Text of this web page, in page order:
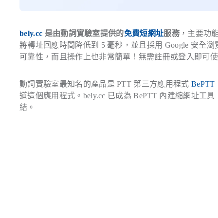
bely.cc 是由動詞實驗室提供的免費短網址服務 ，主要功
將轉址回應時間降低到 5 毫秒，並且採用 Google 安全
可靠性，而且操作上也非常簡單！無需註冊或登入即可
動詞實驗室最知名的產品是 PTT 第三方應用程式BePTT
道這個應用程式。bely.cc 已成為 BePTT 內建縮網址工
結。